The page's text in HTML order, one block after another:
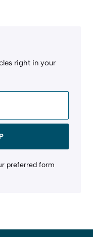
right in your
preferred form